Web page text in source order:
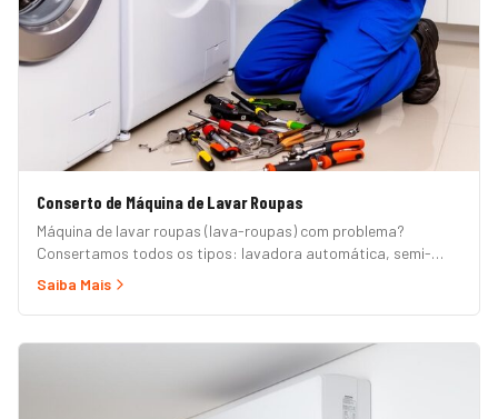
Conserto de Máquina de Lavar Roupas
Máquina de lavar roupas (lava-roupas) com problema?
Consertamos todos os tipos: lavadora automática, semi-
automática, tanquinho, abertura superior e frontal. Marcas
Continental e Mueller. Atendimento em domicílio com
orçamento grátis.
Saiba Mais